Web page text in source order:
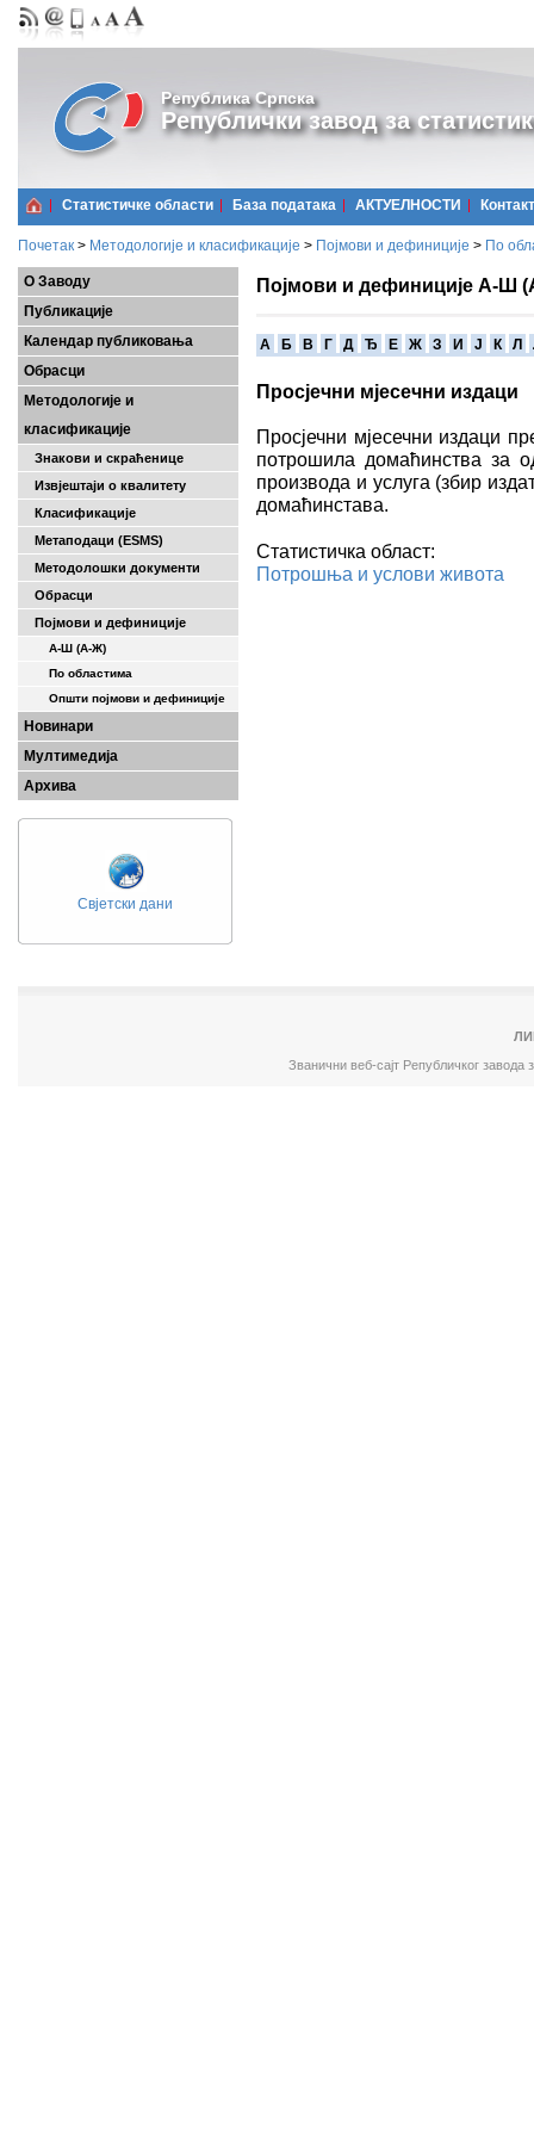
Република Српска
Републички завод за
Статистичке области Базa података АКТУЕЛНОСТИ Контакт
Почетак > Методологије и класификације > Појмови и дефиниције > По
О Заводу
Публикације
Календар публиковања
Обрасци
Методологије и
класификације
Знакови и скраћенице
Извјештаји о квалитету
Класификације
Метаподаци (ESMS)
Методолошки документи
Обрасци
Појмови и дефиниције
А-Ш (A-Ж)
По областима
Општи појмови и дефиниције
Новинари
Мултимедија
Архива
Свјетски дани
Појмови и дефиниције А-Ш
A Б В Г Д Ђ Е Ж З И Ј К Л
Просјечни мјесечни издаци
Просјечни мјесечни издаци
потрошила домаћинства за
производа и услуга (збир
домаћинстава.
Статистичка област:
Потрошња и услови живота
Званични веб-сајт Републичког